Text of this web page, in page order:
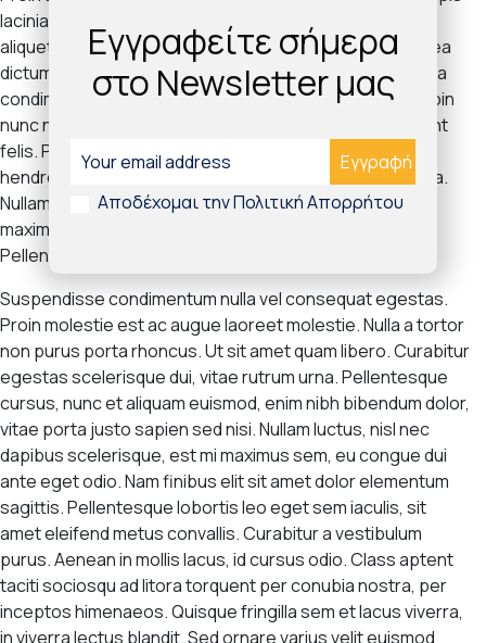
lacinia. Vivamus maximus libero at vehicula pretium. Sed
aliquet interdum velit et hendrerit. In hac habitasse platea
dictumst. Morbi quam nibh, suscipit nec lorem vel, viverra
condimentum nisl. Nunc efficitur auctor nisi in mattis. Proin
nunc nibh, consequat malesuada eros at, varius tincidunt
felis. Pellentesque tellus orci, ullamcorper non arcu at,
hendrerit iaculis tortor. Curabitur rhoncus sagittis lacinia.
Nullam rhoncus a metus et dictum. Aliquam neque nibh,
maximus quis sollicitudin quis, venenatis ut nunc.
Pellentesque id eros non purus pulvinar consectetur.
Suspendisse condimentum nulla vel consequat egestas.
Proin molestie est ac augue laoreet molestie. Nulla a tortor
non purus porta rhoncus. Ut sit amet quam libero. Curabitur
egestas scelerisque dui, vitae rutrum urna. Pellentesque
cursus, nunc et aliquam euismod, enim nibh bibendum dolor,
vitae porta justo sapien sed nisi. Nullam luctus, nisl nec
dapibus scelerisque, est mi maximus sem, eu congue dui
ante eget odio. Nam finibus elit sit amet dolor elementum
sagittis. Pellentesque lobortis leo eget sem iaculis, sit
amet eleifend metus convallis. Curabitur a vestibulum
purus. Aenean in mollis lacus, id cursus odio. Class aptent
taciti sociosqu ad litora torquent per conubia nostra, per
inceptos himenaeos. Quisque fringilla sem et lacus viverra,
in viverra lectus blandit. Sed ornare varius velit euismod
Εγγραφείτε σήμερα
στο Newsletter μας
Αποδέχομαι την Πολιτική Απορρήτου